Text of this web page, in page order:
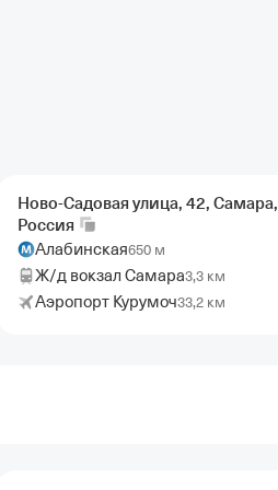
Ново-Садовая улица, 42, Самара,
Россия
Алабинская650 м
Ж/д вокзал Самара3,3 км
Аэропорт Курумоч33,2 км